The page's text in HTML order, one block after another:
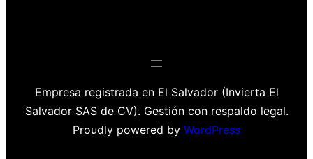
Empresa registrada en El Salvador (Invierta El
Salvador SAS de CV). Gestión con respaldo legal.
Proudly powered by WordPress